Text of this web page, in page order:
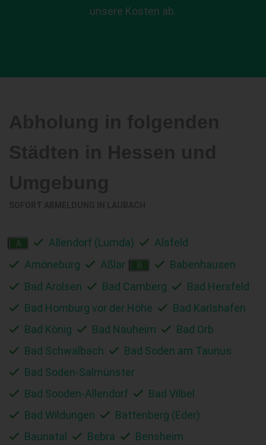
unsere Kosten ab.
A Allendorf (Lumda)
Alsfeld
Amöneburg
Aßlar B
Babenhausen
Bad Arolsen
Bad Camberg
Bad Hersfeld
Bad Homburg vor der Höhe
Bad Karlshafen
Bad König
Bad Nauheim
Bad Orb
Bad Schwalbach
Bad Soden am Taunus
Bad Soden-Salmünster
Bad Sooden-Allendorf
Bad Vilbel
Bad Wildungen
Battenberg (Eder)
Baunatal
Bebra
Bensheim